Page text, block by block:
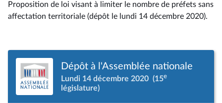
Proposition de loi visant à limiter le nombre de préfets sans
affectation territoriale (dépôt le lundi 14 décembre 2020).
Dépôt à l'Assemblée nationale
Lundi 14 décembre 2020 (15e
législature)